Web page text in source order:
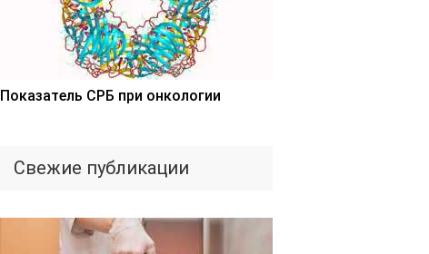
Показатель СРБ при онкологии
Свежие публикации